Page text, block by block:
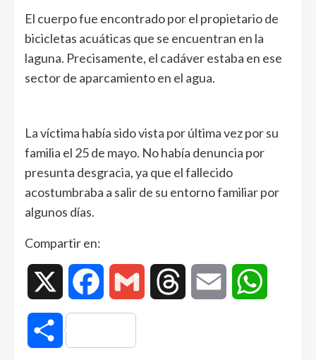
El cuerpo fue encontrado por el propietario de
bicicletas acuáticas que se encuentran en la
laguna. Precisamente, el cadáver estaba en ese
sector de aparcamiento en el agua.
La víctima había sido vista por última vez por su
familia el 25 de mayo. No había denuncia por
presunta desgracia, ya que el fallecido
acostumbraba a salir de su entorno familiar por
algunos días.
Compartir en:
Facebook Gmail Threads Email
Compartir